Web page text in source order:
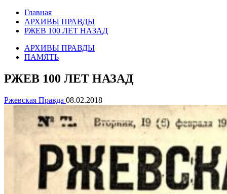
Главная
АРХИВЫ ПРАВДЫ
РЖЕВ 100 ЛЕТ НАЗАД
АРХИВЫ ПРАВДЫ
ПАМЯТЬ
РЖЕВ 100 ЛЕТ НАЗАД
Ржевская Правда 08.02.2018